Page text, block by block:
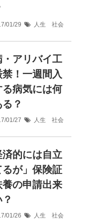
01/29 人生 社会
・アリバイ工
！一週間入
る病気には何
？
01/27 人生 社会
済的には自立
るが」保険証
養の申請出来
01/26 人生 社会